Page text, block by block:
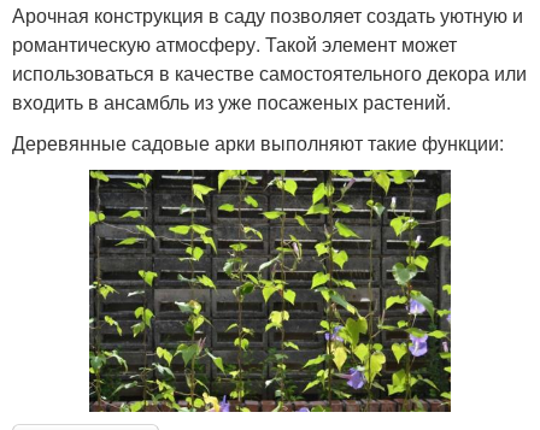
Арочная конструкция в саду позволяет создать уютную и
романтическую атмосферу. Такой элемент может
использоваться в качестве самостоятельного декора или
входить в ансамбль из уже посаженых растений.
Деревянные садовые арки выполняют такие функции: